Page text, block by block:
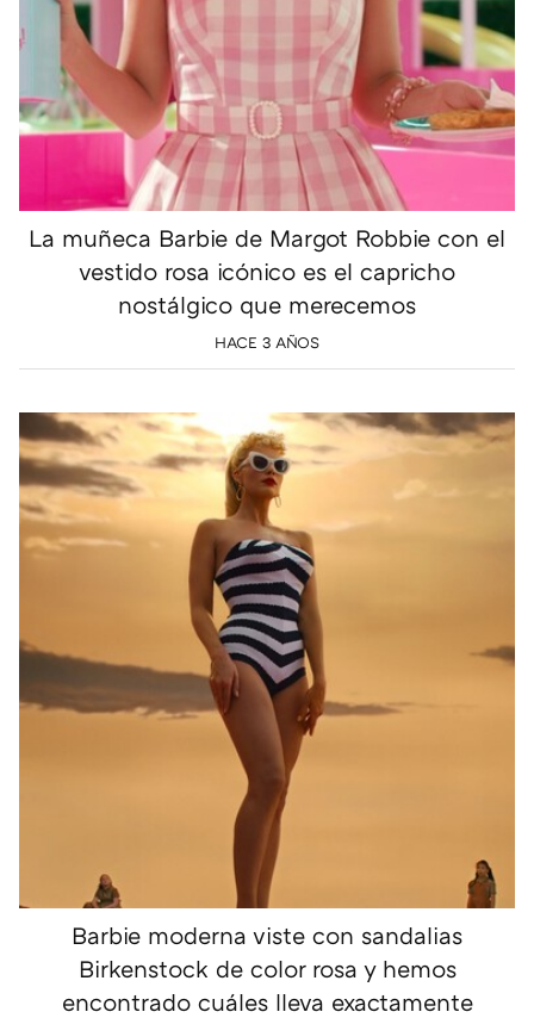
La muñeca Barbie de Margot Robbie con el
vestido rosa icónico es el capricho
nostálgico que merecemos
HACE 3 AÑOS
Barbie moderna viste con sandalias
Birkenstock de color rosa y hemos
encontrado cuáles lleva exactamente